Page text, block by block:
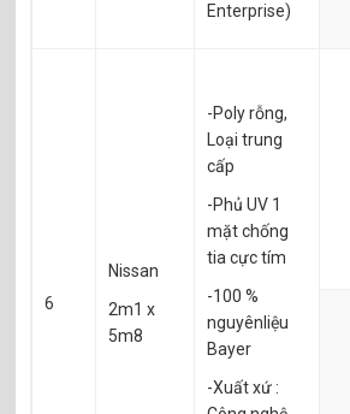
Enterprise)
6
Nissan
2m1 x
5m8
-Poly rỗng,
Loại trung
cấp
-Phủ UV 1
mặt chống
tia cực tím
-100 %
nguyênliệu
Bayer
-Xuất xứ :